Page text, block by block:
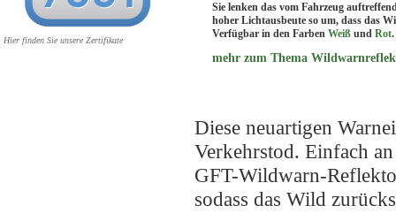
Hier finden Sie unsere Zertifikate
Sie lenken das vom Fahrzeug
hoher Lichtausbeute so um, dass das
Verfügbar in den Farben Weiß und Rot.
mehr zum Thema
Diese neuartigen
Verkehrstod. Einfach
GFT-Wildwarn-
sodass das Wild